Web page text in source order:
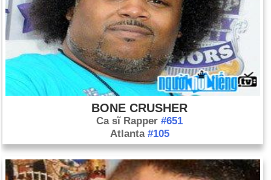
BONE CRUSHER
Ca sĩ Rapper #651
Atlanta #105